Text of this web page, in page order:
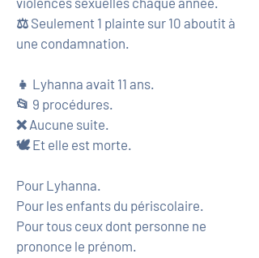
⚖️ Seulement 1 plainte sur 10 aboutit à
une condamnation.
👧 Lyhanna avait 11 ans.
📂 9 procédures.
❌ Aucune suite.
🕊️ Et elle est morte.
Pour Lyhanna.
Pour les enfants du périscolaire.
Pour tous ceux dont personne ne
prononce le prénom.